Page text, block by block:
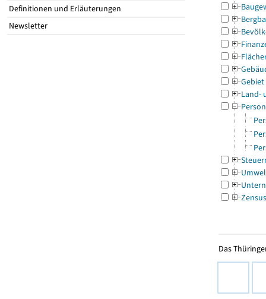
Definitionen und Erläuterungen
Newsletter
Gebiet
Land-
Zensus
Das